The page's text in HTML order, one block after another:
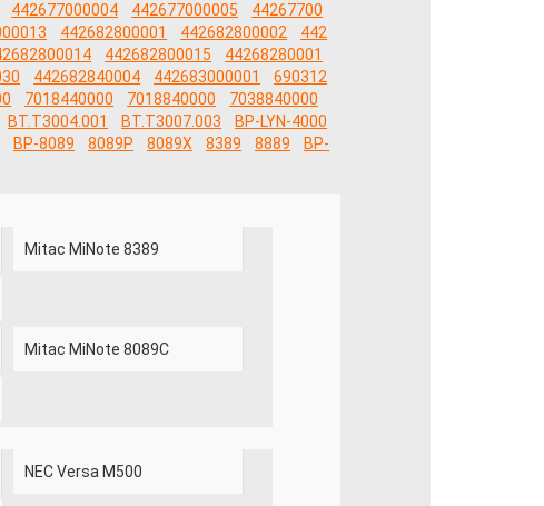
442677000004 442677000005
44267700
442682800001 442682800002
442
442682800015
44268280001
442682840004 442683000001
690312
7018440000 7018840000
7038840000
BT.T3004.001 BT.T3007.003
BP-LYN-4000
BP-8089 8089P 8089X 8389 8889
BP-
Mitac MiNote 8389
Mitac MiNote 8089C
NEC Versa M500